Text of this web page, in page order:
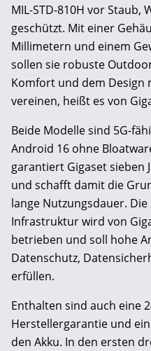
MIL-STD-810H vor Staub,
geschützt. Mit einer
Millimetern und einem
sollen sie robuste
Komfort und dem Design
vereinen, heißt es von
Beide Modelle sind 5G-
Android 16 ohne
garantiert Gigaset sieben
und schafft damit die
lange Nutzungsdauer.
Infrastruktur wird von
betrieben und soll hohe
Datenschutz,
erfüllen.
Enthalten sind auch eine
Herstellergarantie und
den Akku. In den ersten